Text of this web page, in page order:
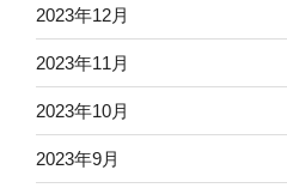
2023年12月
2023年11月
2023年10月
2023年9月